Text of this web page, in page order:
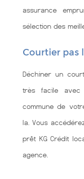
assurance
sélection des
Courtier pas
Déchiner un
très facile avec
commune de
la. Vous
prêt KG Crédit
agence.